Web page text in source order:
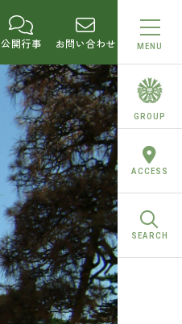
公開行事 お問い合わせ MENU
GROUP
ACCESS
SEARCH